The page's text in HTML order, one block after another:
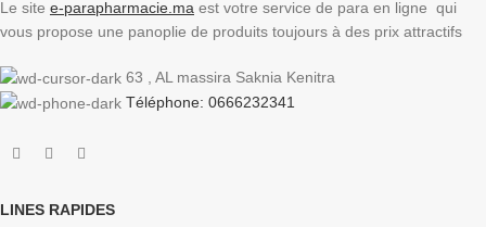
Le site e-parapharmacie.ma est votre service de para en ligne qui
vous propose une panoplie de produits toujours à des prix attractifs
63 , AL massira Saknia Kenitra
Téléphone: 0666232341
LINES RAPIDES